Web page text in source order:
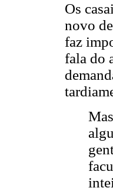
Os
novo
faz
fala do